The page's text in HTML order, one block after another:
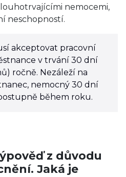
nemocemi,
neschopností.
akceptovat pracovní
v trvání 30 dní
ročně. Nezáleží na
nemocný 30 dní
během roku.
z důvodu
Jaká je